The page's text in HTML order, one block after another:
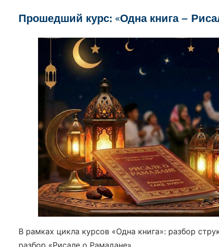
Прошедший курс: «Одна книга —
В рамках цикла курсов «Одна книга»: разбор
разбор «Рисале о Рамадане»